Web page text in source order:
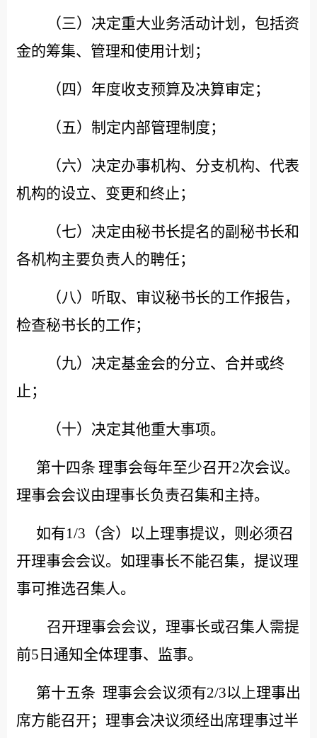
（三）决定重大业务活动计划，包括资
金的筹集、管理和使用计划；
（四）年度收支预算及决算审定；
（五）制定内部管理制度；
（六）决定办事机构、分支机构、代表
机构的设立、变更和终止；
（七）决定由秘书长提名的副秘书长和
各机构主要负责人的聘任；
（八）听取、审议秘书长的工作报告，
检查秘书长的工作；
（九）决定基金会的分立、合并或终
止；
（十）决定其他重大事项。
第十四条 理事会每年至少召开2次会议。
理事会会议由理事长负责召集和主持。
如有1/3（含）以上理事提议，则必须召
开理事会会议。如理事长不能召集，提议理
事可推选召集人。
召开理事会会议，理事长或召集人需提
前5日通知全体理事、监事。
第十五条 理事会会议须有2/3以上理事出
席方能召开；理事会决议须经出席理事过半